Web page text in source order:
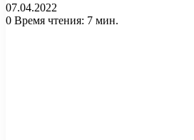
07.04.2022
0 Время чтения: 7 мин.